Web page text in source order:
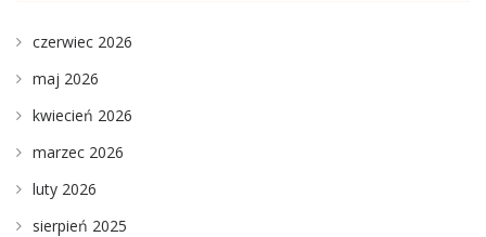
czerwiec 2026
maj 2026
kwiecień 2026
marzec 2026
luty 2026
sierpień 2025